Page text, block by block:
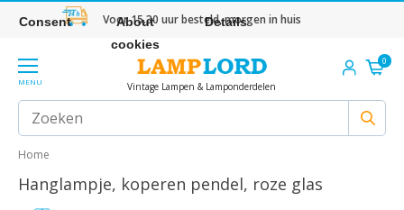
Voor 15.30 uur besteld, morgen in huis
MENU Vintage Lampen & Lamponderdelen
0
Home
Hanglampje, koperen pendel, roze glas
Consent
About
cookies
Details